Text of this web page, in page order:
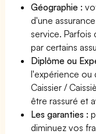
Géographie :
d'une
service. Parfois
par certains
Diplôme ou
l'expérience ou
Caissier /
être rassuré et
Les garanties :
diminuez vos